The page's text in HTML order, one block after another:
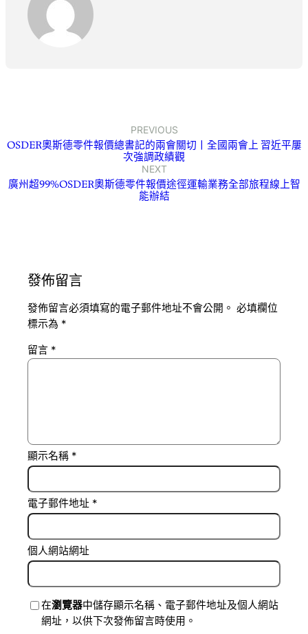
PREVIOUS
OSDER奧斯德零件報價總書記的兩會關切丨全國兩會上 習近平屢
次強調政績觀
NEXT
廣州超99%OSDER奧斯德零件報價途徑運輸業務全部旅程線上智
能辦結
發佈留言
發佈留言必須填寫的電子郵件地址不會公開。 必填欄位
標示為 *
留言 *
顯示名稱 *
電子郵件地址 *
個人網站網址
在瀏覽器中儲存顯示名稱、電子郵件地址及個人網站
網址，以供下次發佈留言時使用。